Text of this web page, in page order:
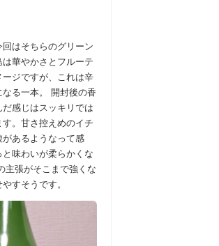
はそちらのグリーン
華やかさとフルーテ
ージですが、これは辛
る一本。 開封後の香
感じはスッキリでは
。甘さ控えめのイチ
あるようなって感
味わいが柔らかくな
主張がそこまで強くな
すそうです。